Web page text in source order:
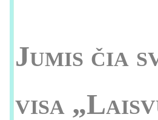
Jumis čia
visa